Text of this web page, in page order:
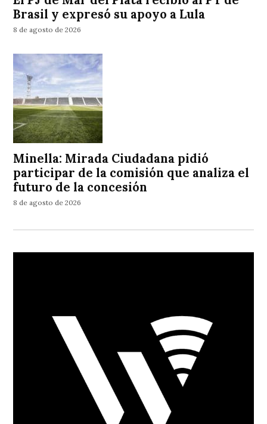
Brasil y expresó su apoyo a Lula
8 de agosto de 2026
Minella: Mirada Ciudadana pidió
participar de la comisión que analiza el
futuro de la concesión
8 de agosto de 2026